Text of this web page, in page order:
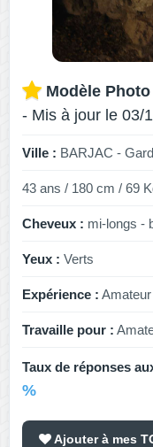
Modèle Photo
- Mis à jour le 03/
Ville : BARJAC -
43 ans / 180 cm / 69
Cheveux : mi-longs -
Yeux : Verts
Expérience : Amateur
Travaille pour :
Taux de réponses
%
Ajouter à mes